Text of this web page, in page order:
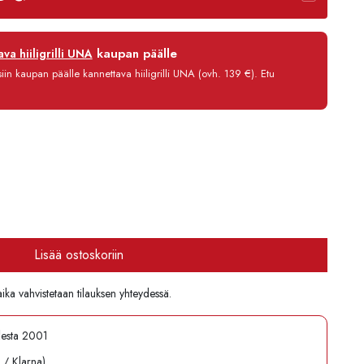
hiiligrilli UNAkaupan päälle
kaupan päälle kannettava hiiligrilli UNA (ovh. 139 €). Etu
Lisää ostoskoriin
vahvistetaan tilauksen yhteydessä.
2001